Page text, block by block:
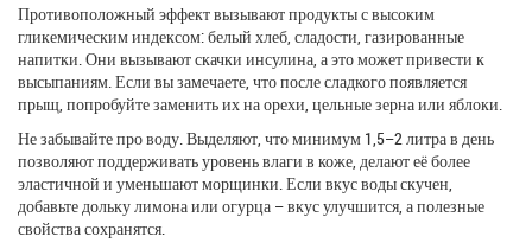
Противоположный эффект вызывают продукты с высоким
гликемическим индексом: белый хлеб, сладости, газированные
напитки. Они вызывают скачки инсулина, а это может привести к
высыпаниям. Если вы замечаете, что после сладкого появляется
прыщ, попробуйте заменить их на орехи, цельные зерна или яблоки.
Не забывайте про воду. Выделяют, что минимум 1,5–2 литра в день
позволяют поддерживать уровень влаги в коже, делают её более
эластичной и уменьшают морщинки. Если вкус воды скучен,
добавьте дольку лимона или огурца – вкус улучшится, а полезные
свойства сохранятся.